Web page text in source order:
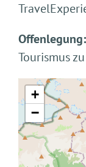
Offenlegung:
Tourismus
+
−